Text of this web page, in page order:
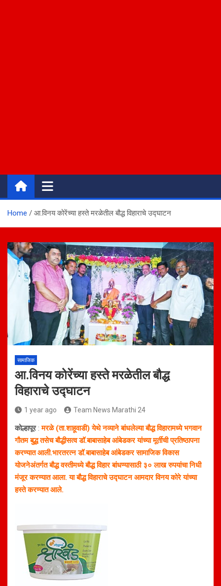
Home आ.विनय कोरेंच्या हस्ते मरळेतील बौद्ध विहाराचे उद्घाटन
सामाजिक
आ.विनय कोरेंच्या हस्ते मरळेतील बौद्ध
विहाराचे उद्घाटन
1 year ago Team News Marathi 24
कोल्हापूर:मरळे (ता.शाहूवाडी) येथे नव्याने बांधलेल्या बौद्ध विहारामध्ये भगवान
गौतम बुद्ध तसेच बौद्धीसत्व डॉ.बाबासाहेब आंबेडकर यांच्या मूर्तीची प्रतिष्ठापना
करण्यात आली.भारतरत्न डॉ.बाबासाहेब आंबेडकर सामाजिक विकास
योजनेअंतर्गत बौद्ध वस्तीमध्ये बौद्ध विहार बांधण्यासाठी ३० लाख रुपयांचा निधी
मंजूर करण्यात आला. या बौद्ध विहाराचे उद्घाटन आमदार विनय कोरे यांच्या
हस्ते करण्यात आले.